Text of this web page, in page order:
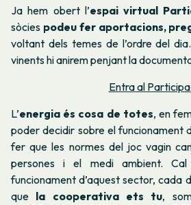
Ja hem obert l’espai virtual
sòcies podeu fer aportacions,
voltant dels temes de l’ordre del
vinents hi anirem penjant la
Entra al
L’energia és cosa de totes, en
poder decidir sobre el funcionament
fer que les normes del joc vagin
persones i el medi ambient.
funcionament d’aquest sector, cada
que la cooperativa ets tu,